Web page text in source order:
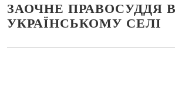
ЗАОЧНЕ ПРАВОСУДДЯ В
УКРАЇНСЬКОМУ СЕЛІ